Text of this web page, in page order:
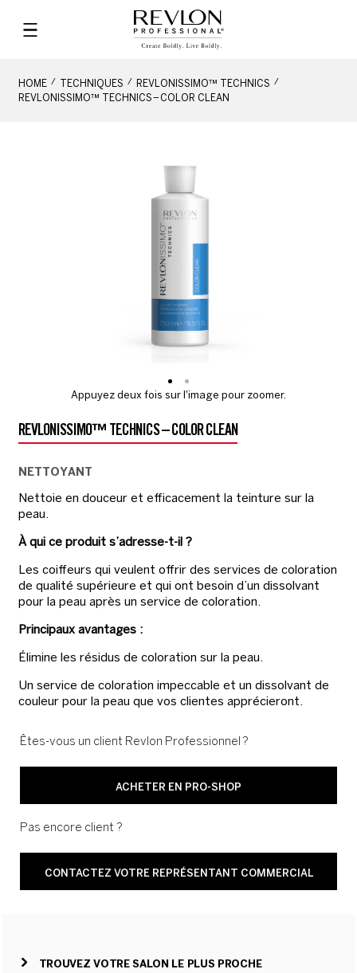
HOME TECHNIQUES
REVLONISSIMO™ TECHNICS
REVLONISSIMO™ TECHNICS – COLOR CLEAN
Appuyez deux fois sur l'image pour zoomer.
REVLONISSIMO™ TECHNICS – COLOR CLEAN
NETTOYANT
Nettoie en douceur et efficacement la teinture sur la
peau.
À qui ce produit s’adresse-t-il ?
Les coiffeurs qui veulent offrir des services de coloration
de qualité supérieure et qui ont besoin d’un dissolvant
pour la peau après un service de coloration.
Principaux avantages :
Élimine les résidus de coloration sur la peau.
Un service de coloration impeccable et un dissolvant de
couleur pour la peau que vos clientes apprécieront.
Êtes-vous un client Revlon Professionnel ?
ACHETER EN PRO-SHOP
Pas encore client ?
CONTACTEZ VOTRE REPRÉSENTANT COMMERCIAL
TROUVEZ VOTRE SALON LE PLUS PROCHE